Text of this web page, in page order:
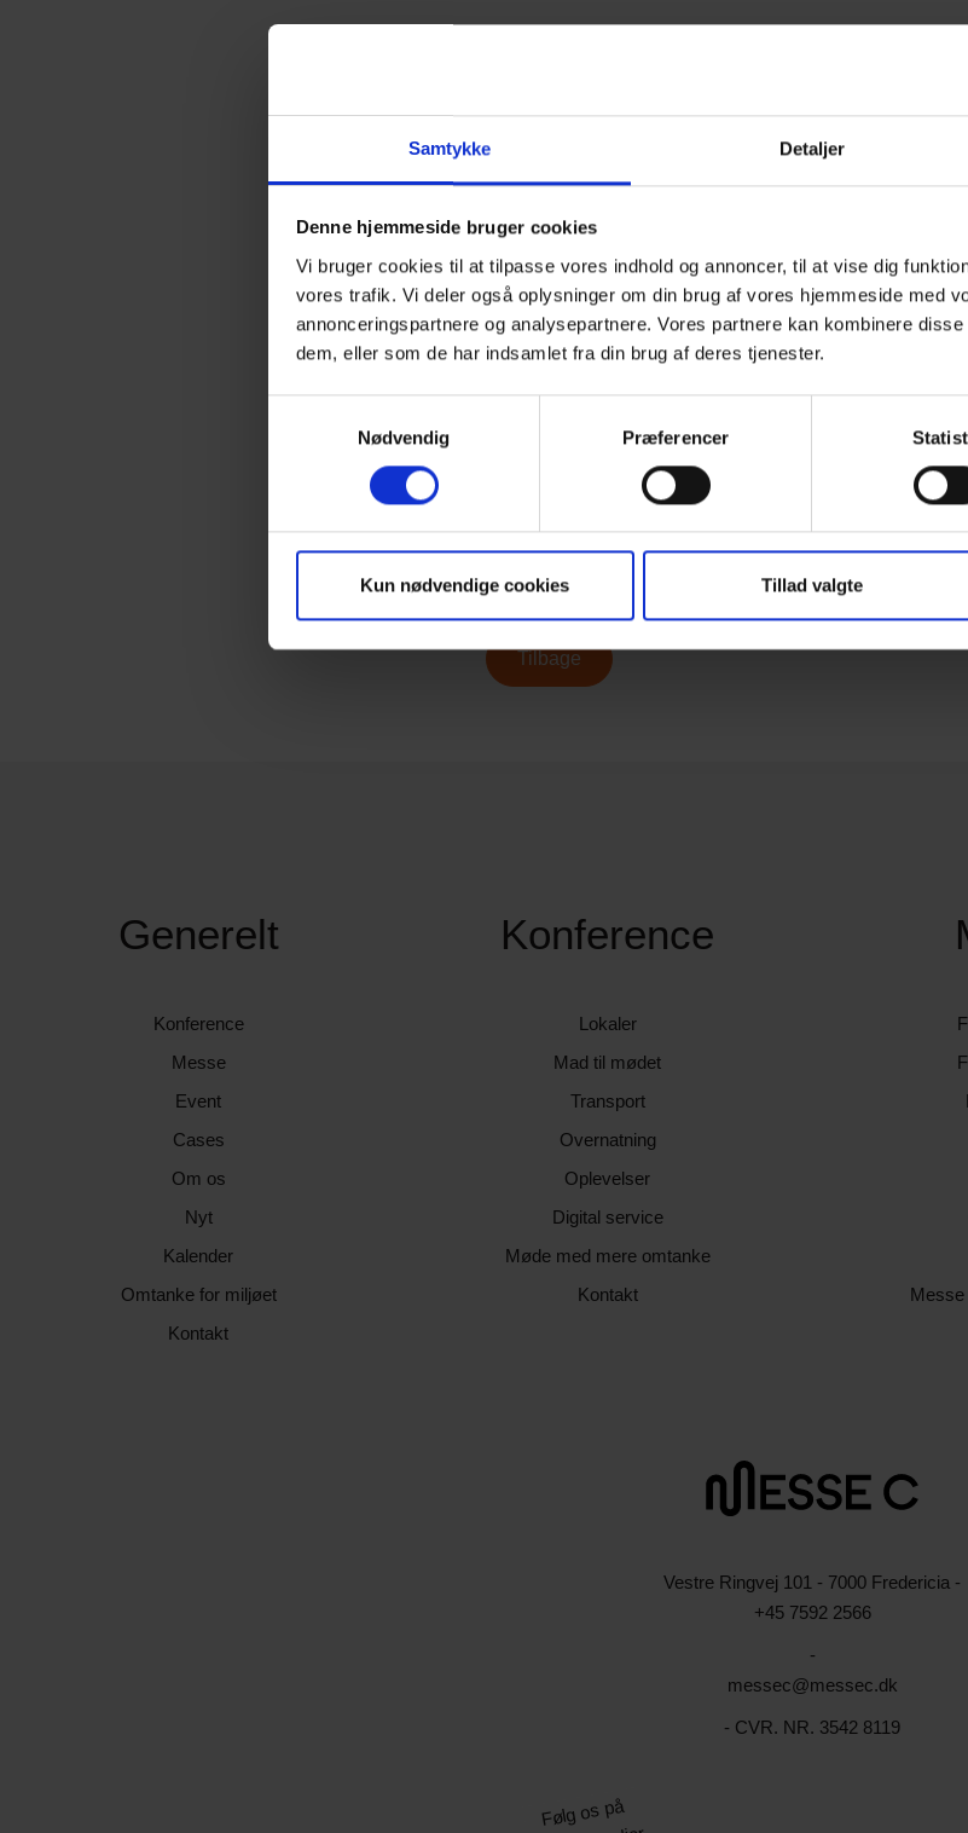
Samtykke Detaljer
Denne hjemmeside bruger cookies
Vi bruger cookies til at tilpasse vores indhold og annoncer, til at vise dig
vores trafik. Vi deler også oplysninger om din brug af vores hjemmeside med
annonceringspartnere og analysepartnere. Vores partnere kan kombinere
dem, eller som de har indsamlet fra din brug af deres tjenester.
Nødvendig
Præferencer
Kun nødvendige cookies Tillad valgte
Program:
Netværk og lounge
18.00 – 19.30
Dørene åbnes
Velkomsttale
19.30 – 20.00
Pause og bordene ryddes.
Mulighed for at købe drikkevare og ekstra bankoplader
Clay Days Banko, ler-challenges og masser af sjove
Find billetter her
Tilbage
Generelt
Konference
Messe
Event
Cases
Om os
Nyt
Kalender
Omtanke for miljøet
Kontakt
Konference
Lokaler
Mad til mødet
Transport
Overnatning
Oplevelser
Digital service
Møde med mere omtanke
Kontakt
Vestre Ringvej 101 - 7000 Fredericia -
+45 7592 2566
-
messec@messec.dk
- CVR. NR. 3542 8119
Følg os på